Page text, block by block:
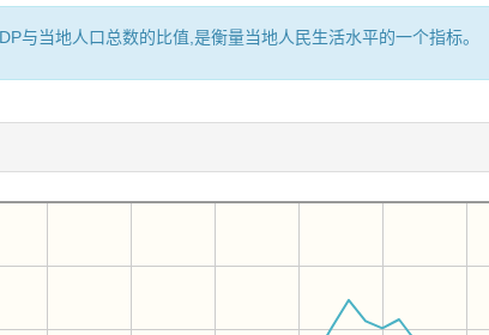
与当地人口总数的比值,是衡量当地人民生活水平的一个指标。